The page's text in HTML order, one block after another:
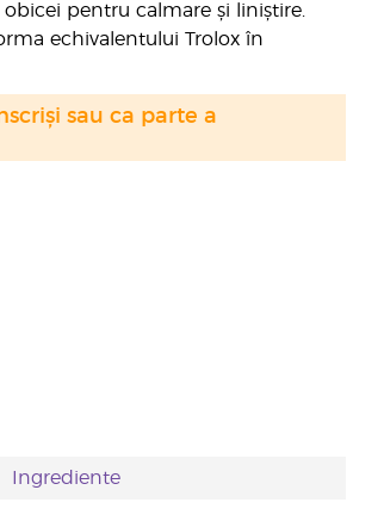
pentru calmare și liniștire.
echivalentului Trolox în
sau ca parte a
Ingrediente